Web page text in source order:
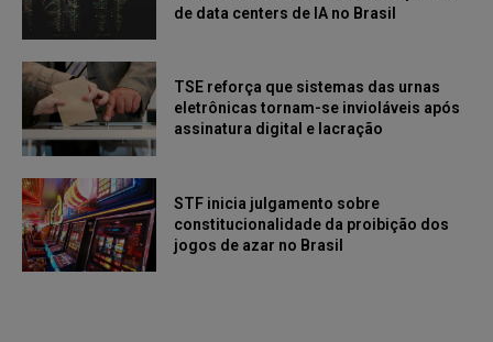
de data centers de IA no Brasil
TSE reforça que sistemas das urnas
eletrônicas tornam-se invioláveis após
assinatura digital e lacração
STF inicia julgamento sobre
constitucionalidade da proibição dos
jogos de azar no Brasil